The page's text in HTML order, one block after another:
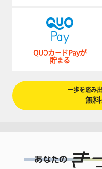
QUOカードPayが
貯まる
一歩を踏み
無料